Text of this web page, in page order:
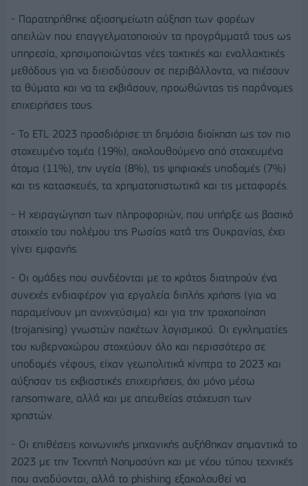
- Παρατηρήθηκε αξιοσημείωτη αύξηση των φορέων
απειλών που επαγγελματοποιούν τα προγράμματά τους ως
υπηρεσία, χρησιμοποιώντας νέες τακτικές και εναλλακτικές
μεθόδους για να διεισδύσουν σε περιβάλλοντα, να πιέσουν
τα θύματα και να τα εκβιάσουν, προωθώντας τις παράνομες
επιχειρήσεις τους.
- Το ETL 2023 προσδιόρισε τη δημόσια διοίκηση ως τον πιο
στοχευμένο τομέα (19%), ακολουθούμενο από στοχευμένα
άτομα (11%), την υγεία (8%), τις ψηφιακές υποδομές (7%)
και τις κατασκευές, τα χρηματοπιστωτικά και τις μεταφορές.
- Η χειραγώγηση των πληροφοριών, που υπήρξε ως βασικό
στοιχείο του πολέμου της Ρωσίας κατά της Ουκρανίας, έχει
γίνει εμφανής.
- Οι ομάδες που συνδέονται με το κράτος διατηρούν ένα
συνεχές ενδιαφέρον για εργαλεία διπλής χρήσης (για να
παραμείνουν μη ανιχνεύσιμα) και για την τροχοποίηση
(trojanising) γνωστών πακέτων λογισμικού. Οι εγκληματίες
του κυβερνοχώρου στοχεύουν όλο και περισσότερο σε
υποδομές νέφους, είχαν γεωπολιτικά κίνητρα το 2023 και
αύξησαν τις εκβιαστικές επιχειρήσεις, όχι μόνο μέσω
ransomware, αλλά και με απευθείας στόχευση των
χρηστών.
- Οι επιθέσεις κοινωνικής μηχανικής αυξήθηκαν σημαντικά το
2023 με την Τεχνητή Νοημοσύνη και με νέου τύπου τεχνικές
που αναδύονται, αλλά το phishing εξακολουθεί να